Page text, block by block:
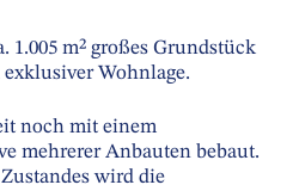
1.005 m² großes Grundstück
Wohnlage.
noch mit einem
mehrerer Anbauten bebaut.
wird die